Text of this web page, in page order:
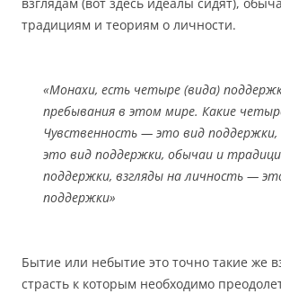
взглядам (вот здесь идеалы сидят),
традициям и теориям о личности.
«Монахи, есть четыре (вида)
пребывания в этом мире. Какие
Чувственность — это вид
это вид поддержки, обычаи и
поддержки, взгляды на личность —
поддержки»
Бытие или небытие это точно такие же
страсть к которым необходимо